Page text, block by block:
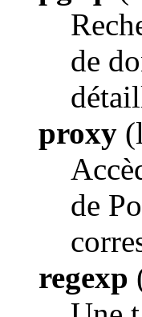
de
proxy
de
regexp